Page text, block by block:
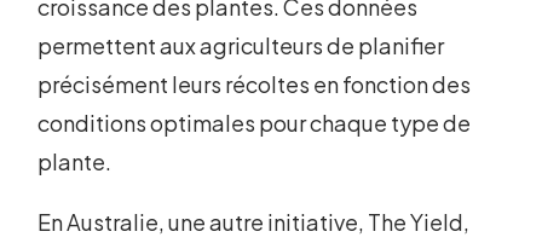
croissance des plantes. Ces données
permettent aux agriculteurs de planifier
précisément leurs récoltes en fonction des
conditions optimales pour chaque type de
plante.
En Australie, une autre initiative, The Yield,